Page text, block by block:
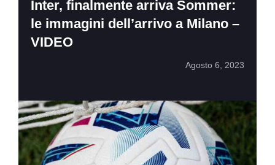
Inter, finalmente arriva Sommer:
le immagini dell’arrivo a Milano –
VIDEO
Agosto 6, 2023